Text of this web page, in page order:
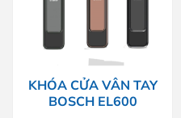
KHÓA CỬA VÂN TAY
BOSCH EL600